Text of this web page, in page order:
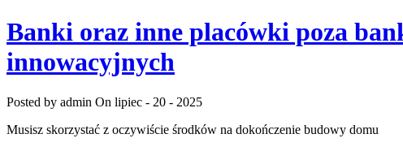
Banki oraz inne placówki poza
innowacyjnych
Posted by admin On lipiec - 20 - 2025
Musisz skorzystać z oczywiście środków na dokończenie budowy domu